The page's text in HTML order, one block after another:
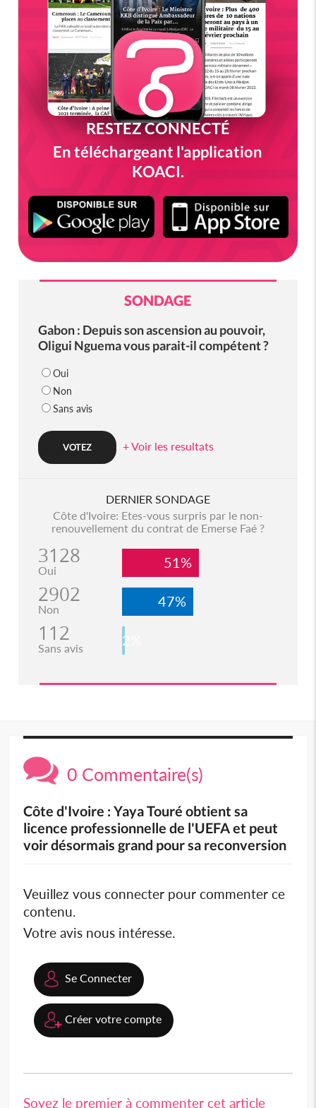
RESTEZ CONNECTÉ
En téléchargeant l'application
KOACI.
SONDAGE
Gabon : Depuis son ascension au pouvoir,
Oligui Nguema vous parait-il compétent ?
Oui
Non
Sans avis
+ Voir les resultats
DERNIER SONDAGE
Côte d'Ivoire: Etes-vous surpris par le non-
renouvellement du contrat de Emerse Faé ?
3128
Oui 51%
2902
Non 47%
112
Sans avis 2%
0 Commentaire(s)
Côte d'Ivoire : Yaya Touré obtient sa
licence professionnelle de l'UEFA et peut
voir désormais grand pour sa reconversion
Veuillez vous connecter pour commenter ce
contenu.
Votre avis nous intéresse.
Se Connecter
Créer votre compte
Soyez le premier à commenter cet article